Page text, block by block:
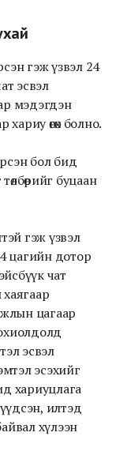
гэж үзвэл 24
эсвэл
мэдэгдэн
өгөх болно.
бол бид
буцаан
гэж үзвэл
цагийн дотор
чат
цагаар
эсвэл
эсэхийг
хариуцлага
илтэд
хүлээн